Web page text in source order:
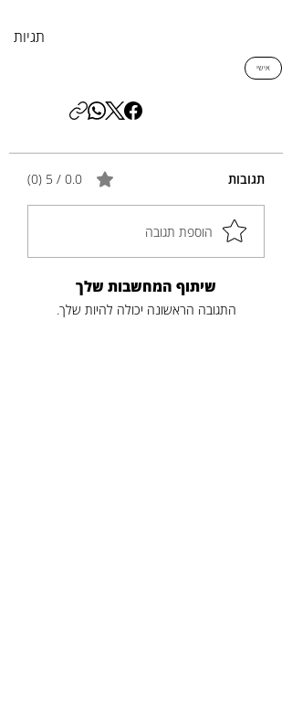
תגיות
אישי
תגובות 0.0 / 5 ‏(0)
הוספת תגובה
שיתוף המחשבות שלך
התגובה הראשונה יכולה להיות שלך.